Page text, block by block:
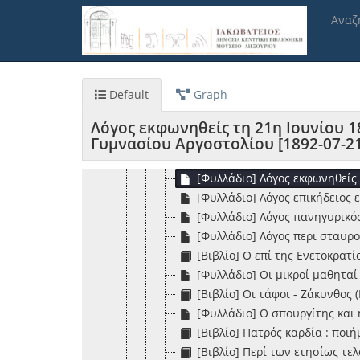
Default Graph
Λόγος εκφωνηθείς τη 21η
Γυμνασίου Αργοστολίου [1892-07-
[Φυλλάδιο] Γεώργιος
[Φυλλάδιο] Δ' Ιστορίαι
[Φυλλάδιο] Δύω σελίδες εκ
[Φυλλάδιο] Έγγραφα
[Φυλλάδιο] Η άφιξις του
[Φυλλάδιο] Η θέσις μας
[Φυλλάδιο] Κερκυραϊκά
[Βιβλίο] Κερκυραϊκαί
[Φυλλάδιο] Λόγος
[Φυλλάδιο] Λόγος
[Φυλλάδιο] Λόγος
[Φυλλάδιο] Λόγος περι
[Βιβλίο] Ο επί της
[Φυλλάδιο] Οι μικροί
[Βιβλίο] Οι τάφοι -
[Φυλλάδιο] Ο σπουργίτης
[Βιβλίο] Πατρός καρδία :
[Βιβλίο] Περί των ετησίως